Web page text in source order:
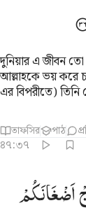
দুনিয়ার এ জীবন
আল্লাহকে ভয় করে
এর বিপরীতে)
তাফসির পাঠ
৪৭:৩৭
اَضْغَانَكُمْ